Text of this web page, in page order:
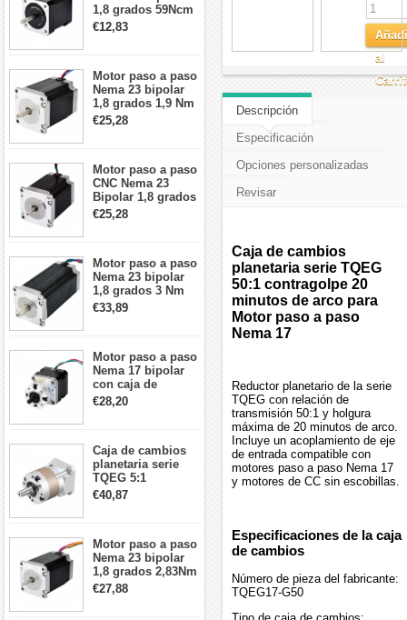
1,8 grados 59Ncm
2A 42x48mm 4
cables compatible
€12,83
Motor paso a paso
Nema 23 bipolar
1,8 grados 1,9 Nm
2,8 A 3,2 V
57x57x76mm 4
€25,28
Motor paso a paso
CNC Nema 23
Bipolar 1,8 grados
1,9 Nm 3A 3,36 V
57x57x76mm 4
€25,28
Motor paso a paso
Nema 23 bipolar
1,8 grados 3 Nm
4,2A 57x57x114mm
motor paso a paso
€33,89
Motor paso a paso
Nema 17 bipolar
con caja de
cambios planetaria
5:1 longitud 33mm
Robot CNC DIY
€28,20
Caja de cambios
planetaria serie
TQEG 5:1
contragolpe 15
arcmin para motor
€40,87
Motor paso a paso
Nema 23 bipolar
1,8 grados 2,83Nm
4A 2,26 V
57x57x84mm 8
€27,88
al
Descripción
Especificación
Opciones personalizadas
Revisar
Caja de cambios
planetaria serie TQEG
50:1 contragolpe 20
minutos de arco para
Motor paso a paso
Nema 17
Reductor planetario de la serie
TQEG con relación de
transmisión 50:1 y holgura
máxima de 20 minutos de arco.
Incluye un acoplamiento de eje
de entrada compatible con
motores paso a paso Nema 17
y motores de CC sin escobillas.
Especificaciones de la caja
de cambios
Número de pieza del fabricante:
TQEG17-G50